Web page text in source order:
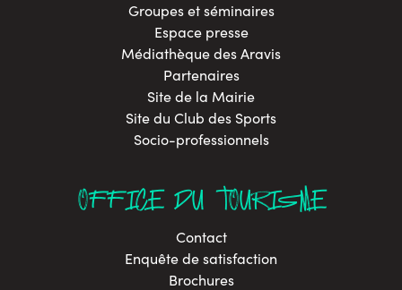
Groupes et séminaires
Espace presse
Médiathèque des Aravis
Partenaires
Site de la Mairie
Site du Club des Sports
Socio-professionnels
OFFICE DU TOURISME
Contact
Enquête de satisfaction
Brochures